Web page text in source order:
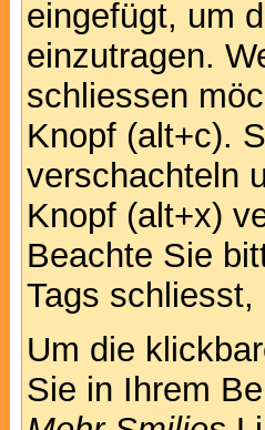
eingefügt, um
einzutragen.
schliessen
Knopf (alt+c).
verschachteln
Knopf (alt+x)
Beachte Sie
Tags
Um die
Sie in Ihrem